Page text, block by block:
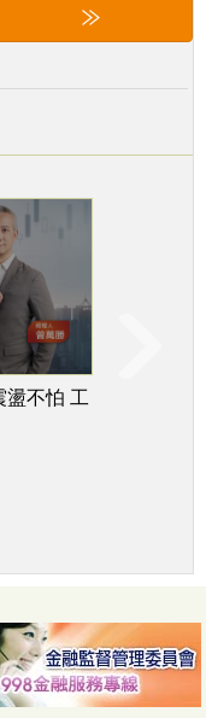
盪不怕 工